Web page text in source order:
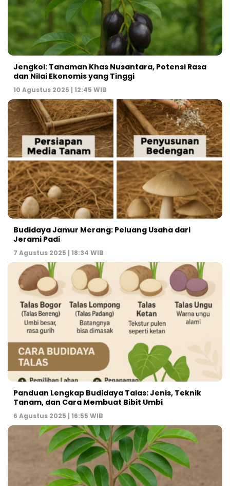
Jengkol: Tanaman Khas Nusantara, Potensi Rasa
dan Nilai Ekonomis yang Tinggi
10 Agustus 2025 | 12:45 WIB
Budidaya Jamur Merang: Peluang Usaha dari
Jerami Padi
7 Agustus 2025 | 18:34 WIB
Panduan Lengkap Budidaya Talas: Jenis, Teknik
Tanam, dan Cara Membuat Bibit Umbi
6 Agustus 2025 | 16:55 WIB